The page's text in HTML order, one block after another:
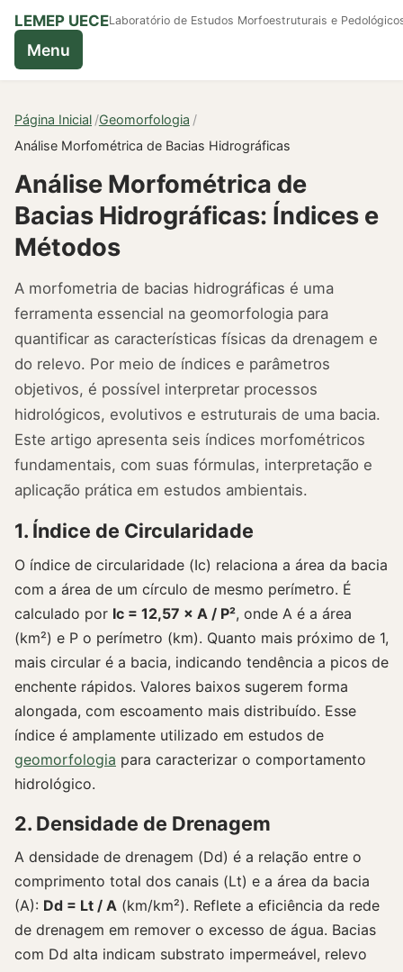
LEMEP UECELaboratório de Estudos Morfoestruturais e
Menu
Página Inicial Geomorfologia
Análise Morfométrica de Bacias Hidrográficas
Análise Morfométrica de
Bacias Hidrográficas: Índices e
Métodos
A morfometria de bacias hidrográficas é uma
ferramenta essencial na geomorfologia para
quantificar as características físicas da drenagem e
do relevo. Por meio de índices e parâmetros
objetivos, é possível interpretar processos
hidrológicos, evolutivos e estruturais de uma bacia.
Este artigo apresenta seis índices morfométricos
fundamentais, com suas fórmulas, interpretação e
aplicação prática em estudos ambientais.
1. Índice de Circularidade
O índice de circularidade (Ic) relaciona a área da bacia
com a área de um círculo de mesmo perímetro. É
calculado por Ic = 12,57 × A / P², onde A é a área
(km²) e P o perímetro (km). Quanto mais próximo de 1,
mais circular é a bacia, indicando tendência a picos de
enchente rápidos. Valores baixos sugerem forma
alongada, com escoamento mais distribuído. Esse
índice é amplamente utilizado em estudos de
geomorfologia para caracterizar o comportamento
hidrológico.
2. Densidade de Drenagem
A densidade de drenagem (Dd) é a relação entre o
comprimento total dos canais (Lt) e a área da bacia
(A): Dd = Lt / A (km/km²). Reflete a eficiência da rede
de drenagem em remover o excesso de água. Bacias
com Dd alta indicam substrato impermeável, relevo